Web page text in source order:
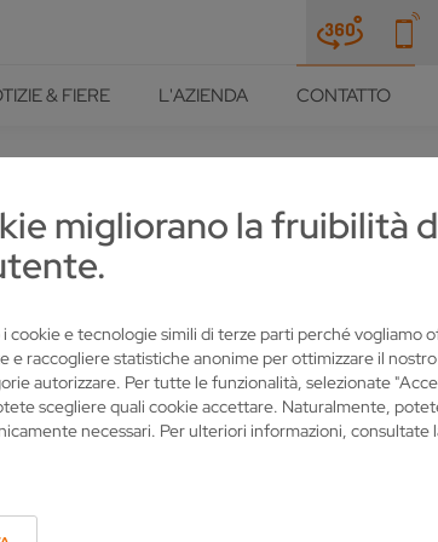
migliorano la fruibilità
i cookie e tecnologie simili di terze parti perché vogliamo
e raccogliere statistiche anonime per ottimizzare il
autorizzare. Per tutte le funzionalità, selezionate
scegliere quali cookie accettare. Naturalmente,
necessari. Per ulteriori informazioni, consultate
& FIERE L'AZIENDA CONTATTO
più informazioni per quanto riguarda i
Semplicemente compilare e inviare.